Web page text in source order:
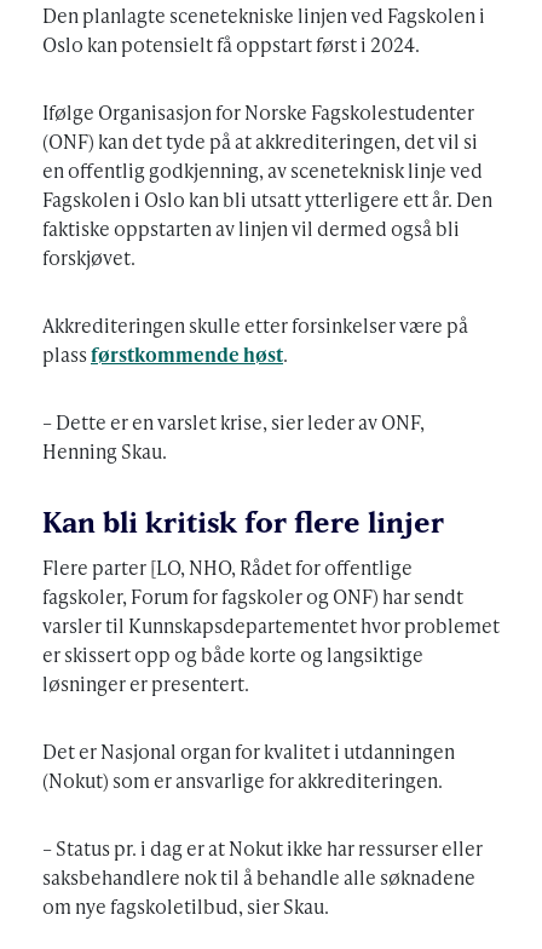
Den planlagte scenetekniske linjen ved Fagskolen i
Oslo kan potensielt få oppstart først i 2024.
Ifølge Organisasjon for Norske Fagskolestudenter
(ONF) kan det tyde på at akkrediteringen, det vil si
en offentlig godkjenning, av sceneteknisk linje ved
Fagskolen i Oslo kan bli utsatt ytterligere ett år. Den
faktiske oppstarten av linjen vil dermed også bli
forskjøvet.
Akkrediteringen skulle etter forsinkelser være på
plassførstkommende høst.
– Dette er en varslet krise, sier leder av ONF,
Henning Skau.
Kan bli kritisk for flere linjer
Flere parter [LO, NHO, Rådet for offentlige
fagskoler, Forum for fagskoler og ONF) har sendt
varsler til Kunnskapsdepartementet hvor problemet
er skissert opp og både korte og langsiktige
løsninger er presentert.
Det er Nasjonal organ for kvalitet i utdanningen
(Nokut) som er ansvarlige for akkrediteringen.
– Status pr. i dag er at Nokut ikke har ressurser eller
saksbehandlere nok til å behandle alle søknadene
om nye fagskoletilbud, sier Skau.